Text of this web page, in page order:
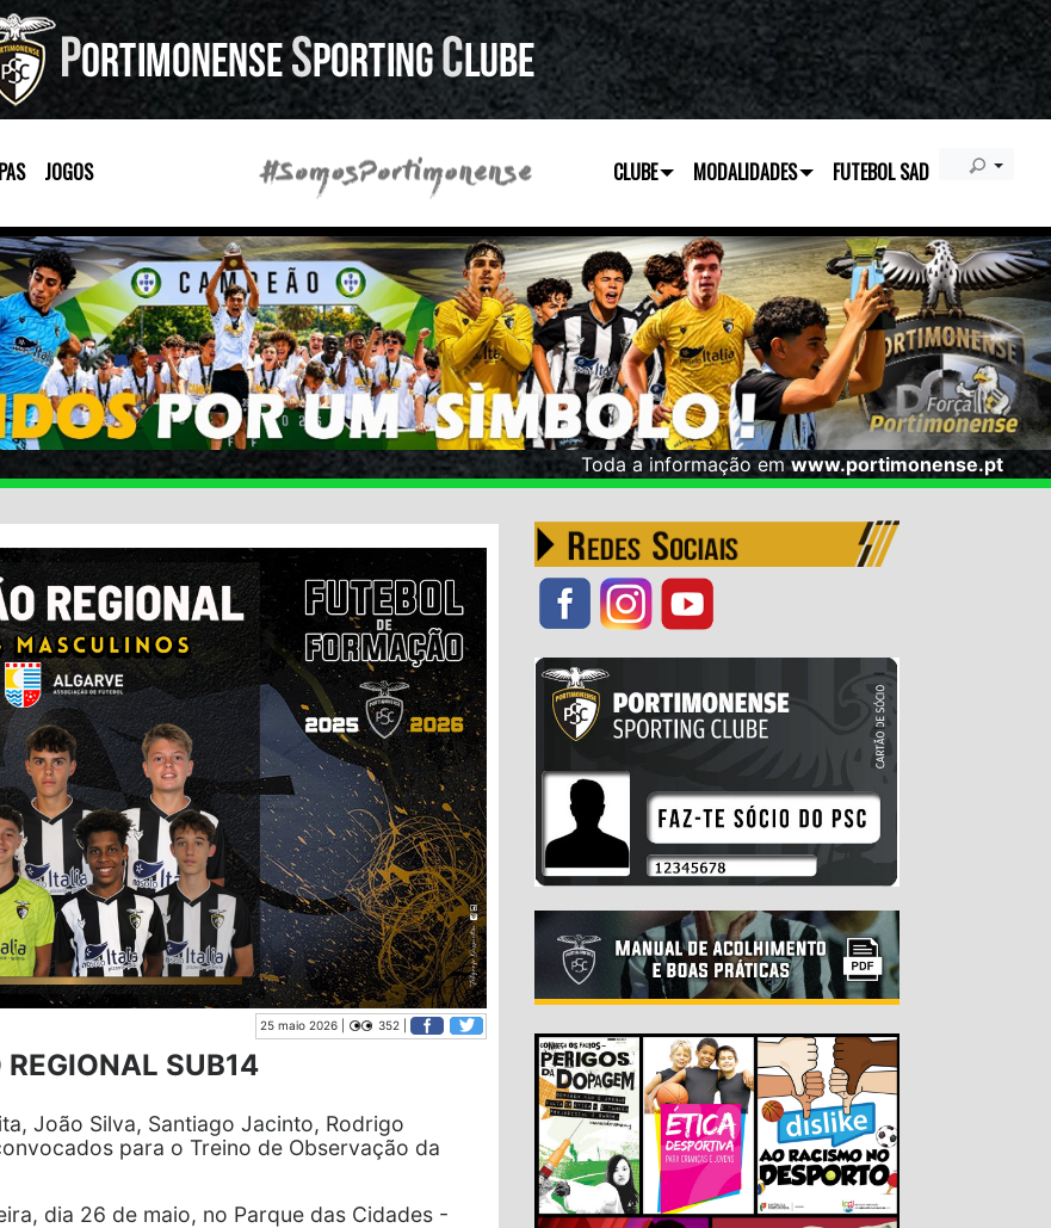
JOGOS CLUBE MODALIDADES FUTEBOL SAD
Toda a informação emwww.portimonense.pt
25 maio 2026 | 352 |
SUB14
João Silva, Santiago Jacinto, Rodrigo
para o Treino de Observação da
dia 26 de maio, no Parque das Cidades -